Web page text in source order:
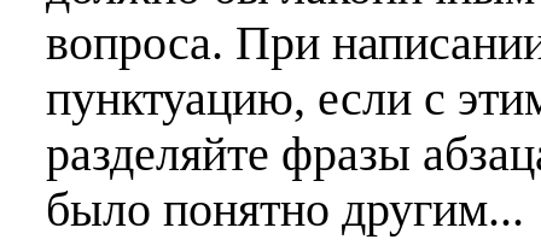
вопроса. При
пунктуацию, если с
разделяйте фразы
было понятно другим...